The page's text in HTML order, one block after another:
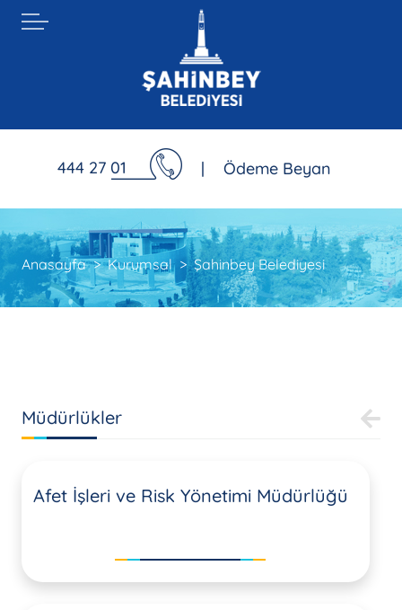
444 27 01 | Ödeme Beyan
Anasayfa Kurumsal Şahinbey Belediyesi
Müdürlükler
Afet İşleri ve Risk Yönetimi Müdürlüğü